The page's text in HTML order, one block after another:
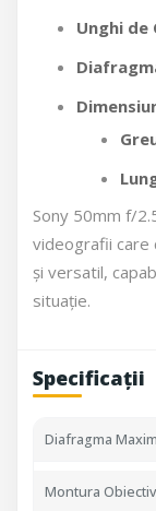
Unghi de
Sony 50mm f/
videografii care
și versatil,
situație.
Specificații
Diafragma
Montura Obiectiv